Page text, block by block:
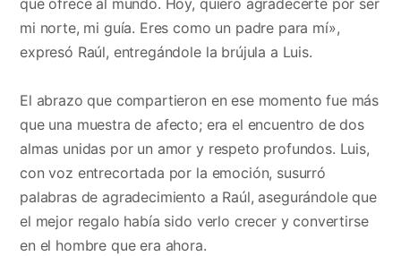
que ofrece al mundo. Hoy, quiero agradecerte por ser
mi norte, mi guía. Eres como un padre para mí»,
expresó Raúl, entregándole la brújula a Luis.
El abrazo que compartieron en ese momento fue más
que una muestra de afecto; era el encuentro de dos
almas unidas por un amor y respeto profundos. Luis,
con voz entrecortada por la emoción, susurró
palabras de agradecimiento a Raúl, asegurándole que
el mejor regalo había sido verlo crecer y convertirse
en el hombre que era ahora.